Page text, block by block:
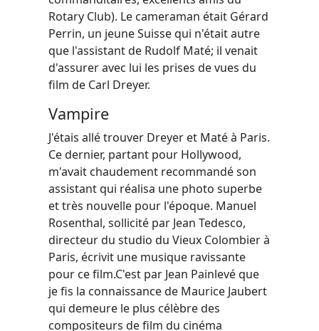
Rotary Club). Le cameraman était Gérard
Perrin, un jeune Suisse qui n'était autre
que l'assistant de Rudolf Maté; il venait
d'assurer avec lui les prises de vues du
film de Carl Dreyer.
Vampire
J'étais allé trouver Dreyer et Maté à Paris.
Ce dernier, partant pour Hollywood,
m'avait chaudement recommandé son
assistant qui réalisa une photo superbe
et très nouvelle pour l'époque. Manuel
Rosenthal, sollicité par Jean Tedesco,
directeur du studio du Vieux Colombier à
Paris, écrivit une musique ravissante
pour ce film.C'est par Jean Painlevé que
je fis la connaissance de Maurice Jaubert
qui demeure le plus célèbre des
compositeurs de film du cinéma